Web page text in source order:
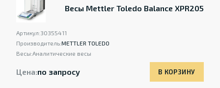
Весы Mettler Toledo Balance XPR205
Артикул:30355411
Производитель:METTLER TOLEDO
Весы:Аналитические весы
Цена:по запросу В КОРЗИНУ